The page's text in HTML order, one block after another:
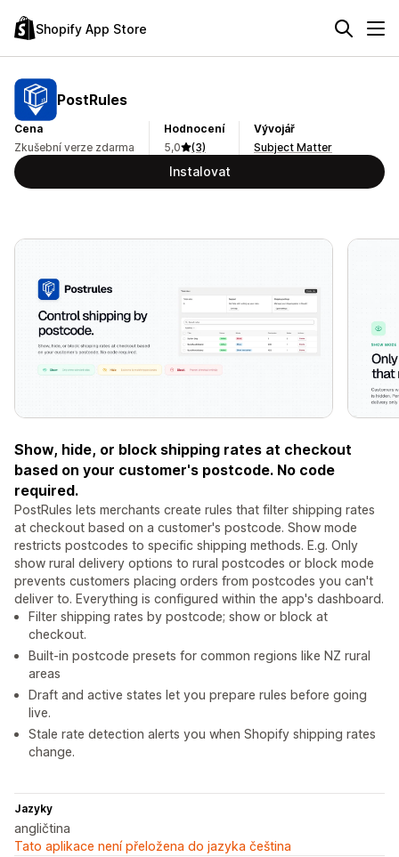
Shopify App Store
PostRules
Cena
Zkušební verze zdarma
Hodnocení
5,0
(3)
Vývojář
Subject Matter
Instalovat
Show, hide, or block shipping rates at checkout
based on your customer's postcode. No code
required.
PostRules lets merchants create rules that filter shipping rates
at checkout based on a customer's postcode. Show mode
restricts postcodes to specific shipping methods. E.g. Only
show rural delivery options to rural postcodes or block mode
prevents customers placing orders from postcodes you can't
deliver to. Everything is configured within the app's dashboard.
Filter shipping rates by postcode; show or block at
checkout.
Built-in postcode presets for common regions like NZ rural
areas
Draft and active states let you prepare rules before going
live.
Stale rate detection alerts you when Shopify shipping rates
change.
Jazyky
angličtina
Tato aplikace není přeložena do jazyka čeština